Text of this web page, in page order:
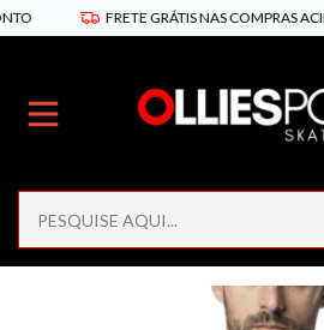
FRETE GRÁTIS NAS COMPRAS